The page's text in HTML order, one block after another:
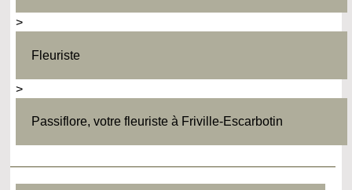
>
Fleuriste
>
Passiflore, votre fleuriste à Friville-Escarbotin